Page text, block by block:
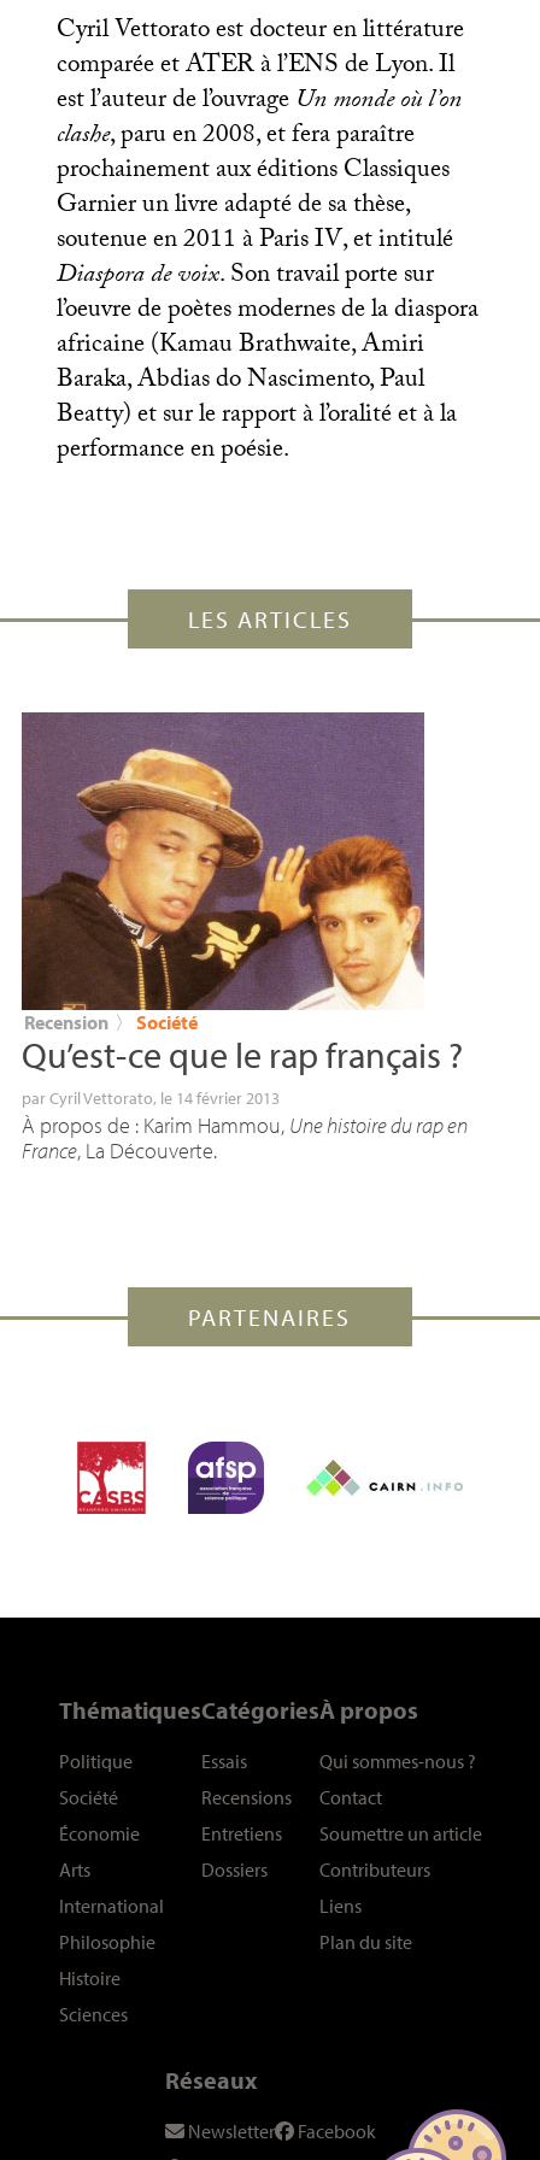
Cyril Vettorato est docteur en littérature
comparée etATERà l’ENSde Lyon. Il
est l’auteur de l’ouvrageUn monde où l’on
clashe, paru en 2008, et fera paraître
prochainement aux éditions Classiques
Garnier un livre adapté de sa thèse,
soutenue en 2011 à ParisIV, et intitulé
Diaspora de voix. Son travail porte sur
l’oeuvre de poètes modernes de la diaspora
africaine (Kamau Brathwaite, Amiri
Baraka, Abdias do Nascimento, Paul
Beatty) et sur le rapport à l’oralité et à la
performance en poésie.
LES ARTICLES
Recension 〉 Société
Qu’est-ce que le rap français ?
parCyril Vettorato, le 14 février 2013
À propos de : Karim Hammou, Une histoire du rap en
France, La Découverte.
PARTENAIRES
Thématiques
Politique
Société
Économie
Arts
International
Philosophie
Histoire
Sciences
Catégories
Essais
Recensions
Entretiens
Dossiers
À propos
Qui sommes-nous ?
Contact
Soumettre un article
Contributeurs
Liens
Plan du site
Réseaux
Newsletter
Facebook